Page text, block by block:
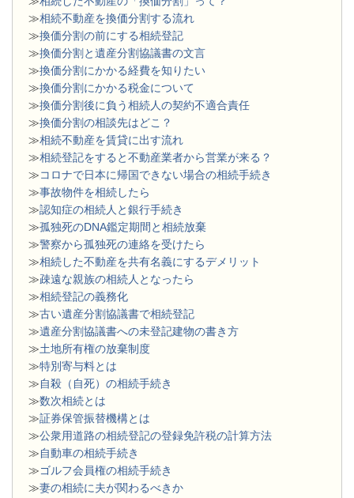
≫相続不動産を換価分割する流れ
≫換価分割の前にする相続登記
≫換価分割と遺産分割協議書の文言
≫換価分割にかかる経費を知りたい
≫換価分割にかかる税金について
≫換価分割後に負う相続人の契約不適合責任
≫換価分割の相談先はどこ？
≫相続不動産を賃貸に出す流れ
≫相続登記をすると不動産業者から営業が来る？
≫コロナで日本に帰国できない場合の相続手続き
≫事故物件を相続したら
≫認知症の相続人と銀行手続き
≫孤独死のDNA鑑定期間と相続放棄
≫警察から孤独死の連絡を受けたら
≫相続した不動産を共有名義にするデメリット
≫疎遠な親族の相続人となったら
≫相続登記の義務化
≫古い遺産分割協議書で相続登記
≫遺産分割協議書への未登記建物の書き方
≫土地所有権の放棄制度
≫特別寄与料とは
≫自殺（自死）の相続手続き
≫数次相続とは
≫証券保管振替機構とは
≫公衆用道路の相続登記の登録免許税の計算方法
≫自動車の相続手続き
≫ゴルフ会員権の相続手続き
≫妻の相続に夫が関わるべきか